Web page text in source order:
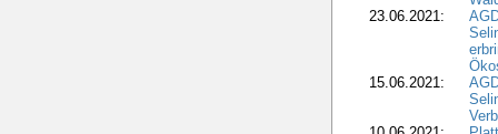
23.06.2021:
15.06.2021: